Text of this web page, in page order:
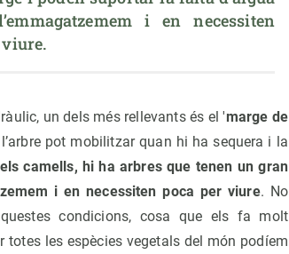
i en necessiten
viure.
un dels més rellevants és el 'marge de
pot mobilitzar quan hi ha sequera i la
camells, hi ha arbres que tenen un gran
i en necessiten poca per viure. No
condicions, cosa que els fa molt
les espècies vegetals del món podíem